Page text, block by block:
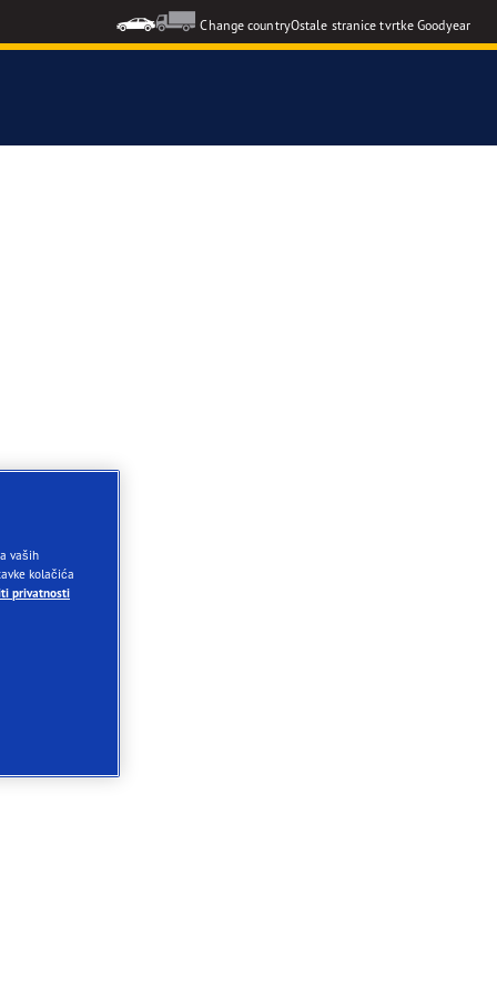
Change countryOstale stranice tvrtke Goodyear
vaših
kolačića
privatnosti